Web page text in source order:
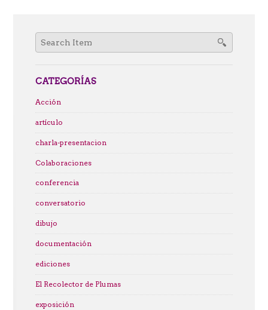
Search
for:
CATEGORÍAS
Acción
artículo
charla-presentacion
Colaboraciones
conferencia
conversatorio
dibujo
documentación
ediciones
El Recolector de Plumas
exposición